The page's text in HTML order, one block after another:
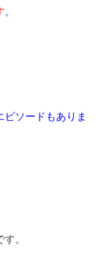
。
ソードもありま
。